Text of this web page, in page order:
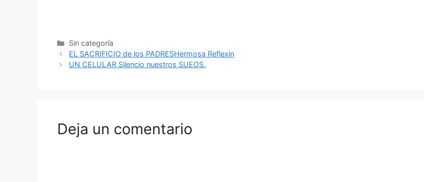
Sin categoría
EL SACRIFICIO de los PADRESHermosa Reflexin
UN CELULAR Silencio nuestros SUEOS.
Deja un comentario